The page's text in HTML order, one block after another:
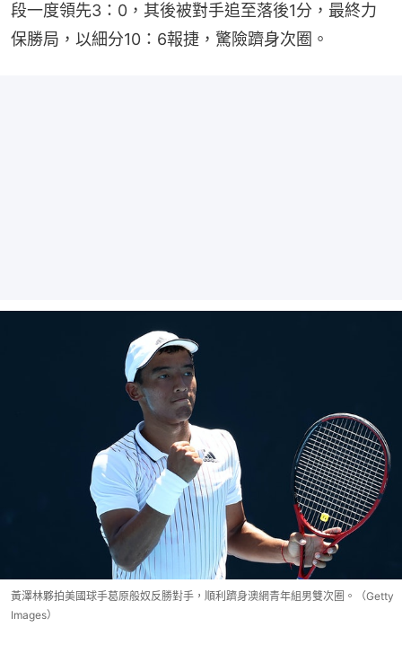
段一度領先3：0，其後被對手追至落後1分，最終力
保勝局，以細分10：6報捷，驚險躋身次圈。
黃澤林夥拍美國球手葛原般奴反勝對手，順利躋身澳網青年組男雙次圈。（Getty
Images）